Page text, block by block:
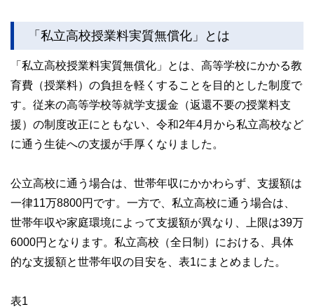
「私立高校授業料実質無償化」とは
「私立高校授業料実質無償化」とは、高等学校にかかる教
育費（授業料）の負担を軽くすることを目的とした制度で
す。従来の高等学校等就学支援金（返還不要の授業料支
援）の制度改正にともない、令和2年4月から私立高校など
に通う生徒への支援が手厚くなりました。
公立高校に通う場合は、世帯年収にかかわらず、支援額は
一律11万8800円です。一方で、私立高校に通う場合は、
世帯年収や家庭環境によって支援額が異なり、上限は39万
6000円となります。私立高校（全日制）における、具体
的な支援額と世帯年収の目安を、表1にまとめました。
表1